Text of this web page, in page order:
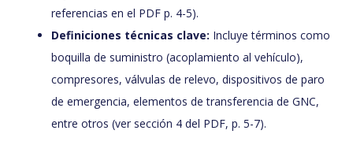
referencias en el PDF p. 4-5).
Definiciones técnicas clave: Incluye términos como
boquilla de suministro (acoplamiento al vehículo),
compresores, válvulas de relevo, dispositivos de paro
de emergencia, elementos de transferencia de GNC,
entre otros (ver sección 4 del PDF, p. 5-7).